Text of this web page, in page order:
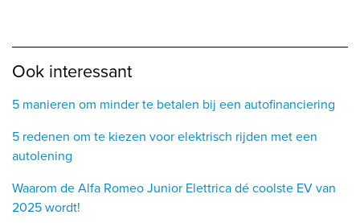
Ook interessant
5 manieren om minder te betalen bij een autofinanciering
5 redenen om te kiezen voor elektrisch rijden met een
autolening
Waarom de Alfa Romeo Junior Elettrica dé coolste EV van
2025 wordt!